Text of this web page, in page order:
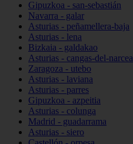
Gipuzkoa - san-sebastián
Navarra - galar
Asturias - peñamellera-baja
Asturias - lena
Bizkaia - galdakao
Asturias - cangas-del-narcea
Zaragoza - utebo
Asturias - laviana
Asturias - parres
Gipuzkoa - azpeitia
Asturias - colunga
Madrid - guadarrama
Asturias - siero